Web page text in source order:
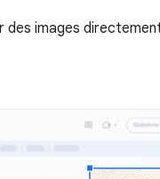
images